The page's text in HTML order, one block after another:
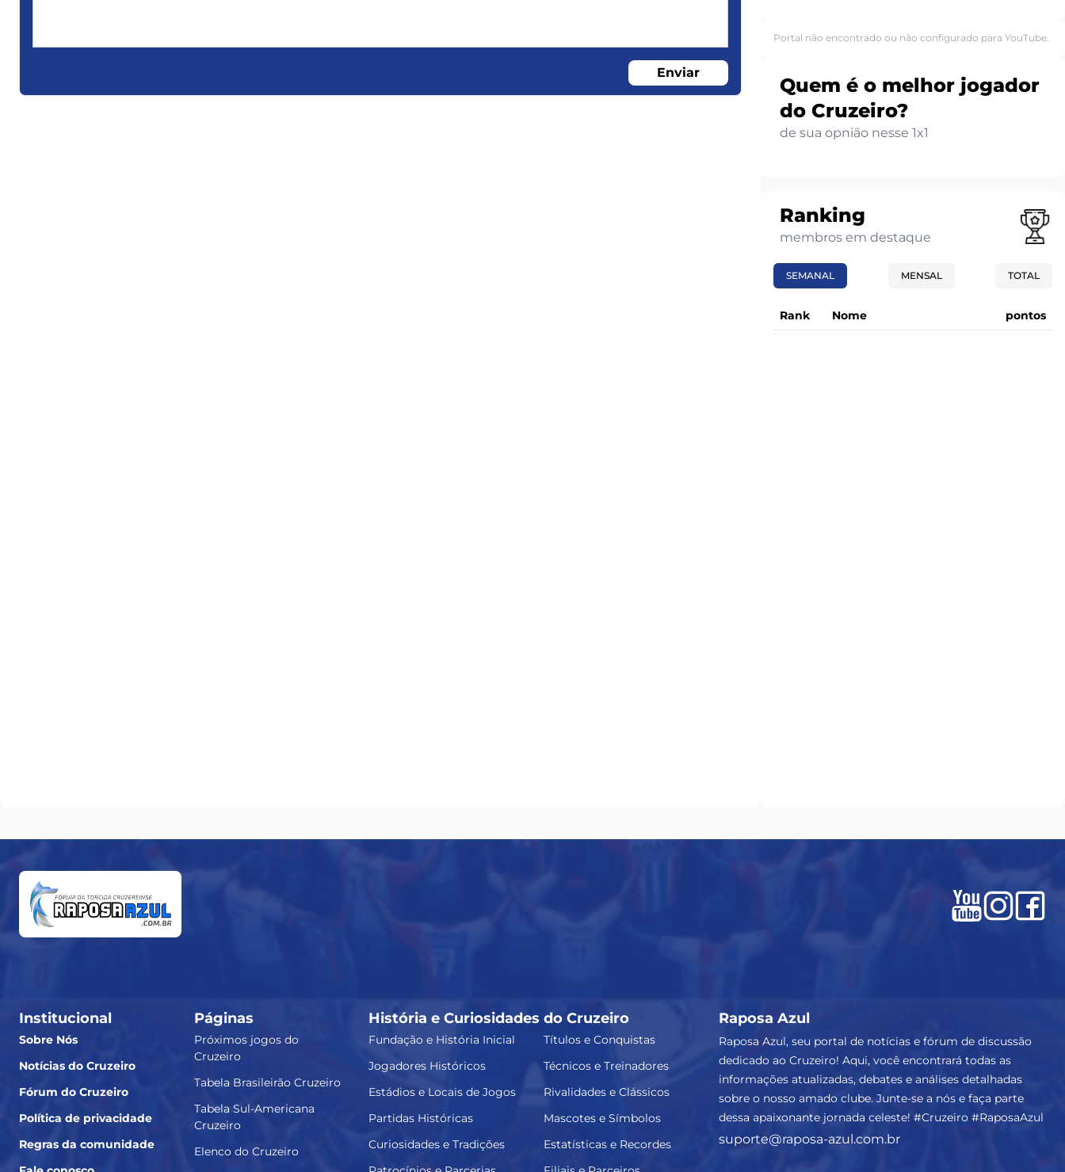
Enviar
Portal não encontrado ou não configurado para YouTube.
Quem é o melhor jogador
do Cruzeiro?
de sua opnião nesse 1x1
Ranking
membros em destaque
SEMANAL MENSAL TOTAL
Rank Nome pontos
Institucional
Sobre Nós
Notícias do Cruzeiro
Fórum do Cruzeiro
Política de privacidade
Regras da comunidade
Páginas
Próximos jogos do
Cruzeiro
Tabela Brasileirão Cruzeiro
Tabela Sul-Americana
Cruzeiro
Elenco do Cruzeiro
História e Curiosidades do Cruzeiro
Fundação e História Inicial
Títulos e Conquistas
Jogadores Históricos
Técnicos e Treinadores
Estádios e Locais de Jogos
Rivalidades e Clássicos
Partidas Históricas
Mascotes e Símbolos
Curiosidades e Tradições
Estatísticas e Recordes
Raposa Azul
Raposa Azul, seu portal de notícias e fórum de discussão
dedicado ao Cruzeiro! Aqui, você encontrará todas as
informações atualizadas, debates e análises detalhadas
sobre o nosso amado clube. Junte-se a nós e faça parte
dessa apaixonante jornada celeste! #Cruzeiro #RaposaAzul
suporte@raposa-azul.com.br